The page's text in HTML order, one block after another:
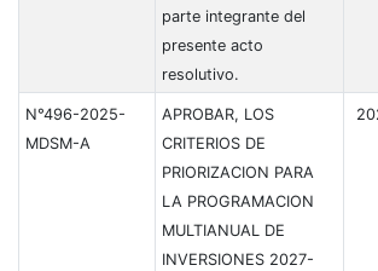
parte integrante del
presente acto
resolutivo.
N°496-2025-
MDSM-A
APROBAR, LOS
CRITERIOS DE
PRIORIZACION PARA
LA PROGRAMACION
MULTIANUAL DE
INVERSIONES 2027-